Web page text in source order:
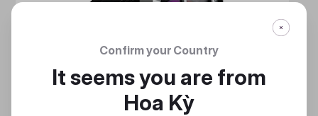
Confirm your Country
It seems you are from
Hoa Kỳ